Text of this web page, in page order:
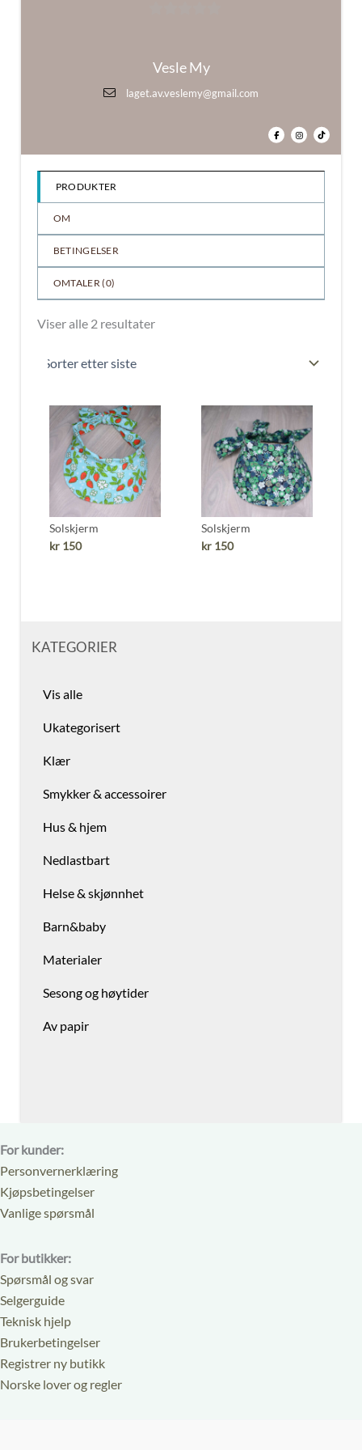
av
Vesle My
laget.av.veslemy@gmail.com
PRODUKTER
OM
BETINGELSER
OMTALER (0)
Viser alle 2 resultaterSortert
Solskjerm
kr150
Solskjerm
kr 150
KATEGORIER
Vis alle
Ukategorisert
Klær
Smykker & accessoirer
Hus & hjem
Nedlastbart
Helse & skjønnhet
Barn&baby
Materialer
Sesong og høytider
Av papir
For kunder:
Personvernerklæring
Kjøpsbetingelser
Vanlige spørsmål
For butikker:
Spørsmål og svar
Selgerguide
Teknisk hjelp
Brukerbetingelser
Registrer ny butikk
Norske lover og regler